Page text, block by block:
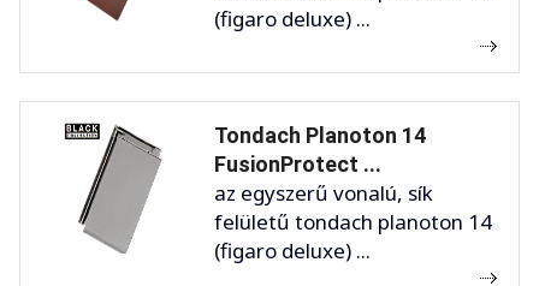
(figaro deluxe) ...
Tondach Planoton 14
FusionProtect ...
az egyszerű vonalú, sík
felületű tondach planoton 14
(figaro deluxe) ...